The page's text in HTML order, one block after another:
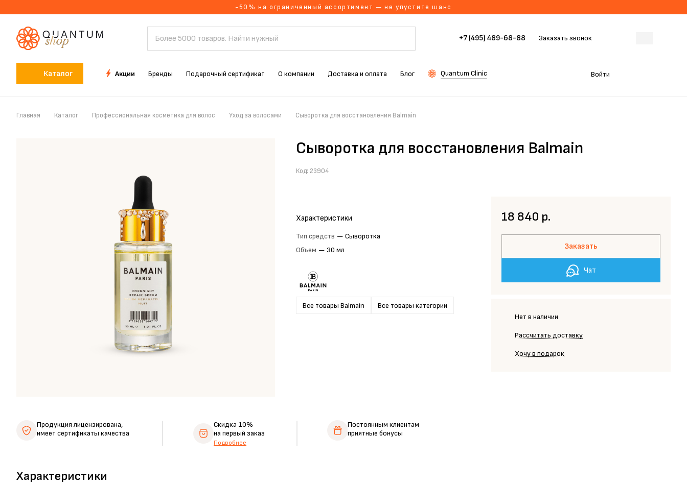
-50% на ограниченный ассортимент — не упустите шанс
+7 (495) 489-68-88 Заказать звонок
Каталог Акции Бренды Подарочный сертификат О компании Доставка и оплата Блог Quantum Clinic Войти
Главная Каталог Профессиональная косметика для волос Уход за волосами Сыворотка для восстановления Balmain
Сыворотка для восстановления Balmain
Код: 23904
Характеристики
Тип средств — Сыворотка
Объем — 30 мл
Все товары Balmain Все товары категории
18 840 р.
Заказать
Чат
Нет в наличии
Рассчитать доставку
Хочу в подарок
Характеристики
Продукция лицензирована,
имеет сертификаты качества
Скидка 10%
на первый заказ
Подробнее
Постоянным клиентам
приятные бонусы